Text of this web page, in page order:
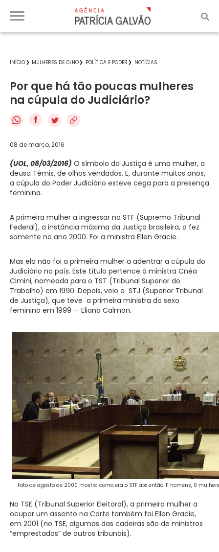
INÍCIO MULHERES DE OLHO POLÍTICA E PODER NOTÍCIAS
Por que há tão poucas mulheres
na cúpula do Judiciário?
f
08 de março, 2016
(UOL, 08/03/2016) O símbolo da Justiça é uma mulher, a
deusa Têmis, de olhos vendados. E, durante muitos anos,
a cúpula do Poder Judiciário esteve cega para a presença
feminina.
A primeira mulher a ingressar no STF (Supremo Tribunal
Federal), a instância máxima da Justiça brasileira, o fez
somente no ano 2000. Foi a ministra Ellen Gracie.
Mas ela não foi a primeira mulher a adentrar a cúpula do
Judiciário no país. Este título pertence à ministra Cnéa
Cimini, nomeada para o TST (Tribunal Superior do
Trabalho) em 1990. Depois, veio o STJ (Superior Tribunal
de Justiça), que teve a primeira ministra do sexo
feminino em 1999 — Eliana Calmon.
Foto de agosto de 2000 mostra como era o STF até então: 11 homens, 0
No TSE (Tribunal Superior Eleitoral), a primeira mulher a
ocupar um assento na Corte também foi Ellen Gracie,
em 2001 (no TSE, algumas das cadeiras são de ministros
“emprestados” de outros tribunais).